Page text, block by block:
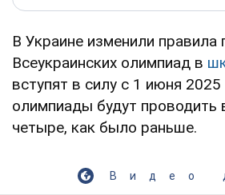
В Украине изменили правила
Всеукраинских олимпиад в
вступят в силу с 1 июня 2025
олимпиады будут проводить
четыре, как было раньше.
Видео